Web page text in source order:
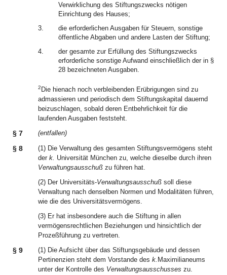
Verwirklichung des Stiftungszwecks nötigen
Einrichtung des Hauses;
3.
die erforderlichen Ausgaben für Steuern, sonstige
öffentliche Abgaben und andere Lasten der Stiftung;
4.
der gesamte zur Erfüllung des Stiftungszwecks
erforderliche sonstige Aufwand einschließlich der in §
28 bezeichneten Ausgaben.
2 Die hienach noch verbleibenden Erübrigungen sind zu
admassieren und periodisch dem Stiftungskapital dauernd
beizuschlagen, sobald deren Entbehrlichkeit für die
laufenden Ausgaben feststeht.
§ 7 (entfallen)
§ 8
(1) Die Verwaltung des gesamten Stiftungsvermögens steht
der k. Universität München zu, welche dieselbe durch ihren
Verwaltungsausschuß zu führen hat.
(2) Der Universitäts-Verwaltungsausschuß soll diese
Verwaltung nach denselben Normen und Modalitäten führen,
wie die des Universitätsvermögens.
(3) Er hat insbesondere auch die Stiftung in allen
vermögensrechtlichen Beziehungen und hinsichtlich der
Prozeßführung zu vertreten.
§ 9
(1) Die Aufsicht über das Stiftungsgebäude und dessen
Pertinenzien steht dem Vorstande des k. Maximilianeums
unter der Kontrolle des Verwaltungsausschusses zu.